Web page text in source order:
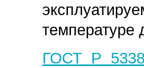
температуре
ГОСТ Р